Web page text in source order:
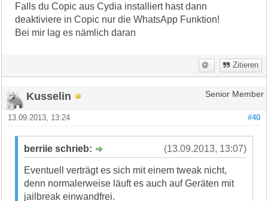
Falls du Copic aus Cydia installiert hast dann
deaktiviere in Copic nur die WhatsApp Funktion!
Bei mir lag es nämlich daran
Zitieren
Kusselin Senior Member
#40
13.09.2013, 13:24
(13.09.2013, 13:07)
berriie schrieb:
Eventuell verträgt es sich mit einem tweak nicht,
denn normalerweise läuft es auch auf Geräten mit
jailbreak einwandfrei.